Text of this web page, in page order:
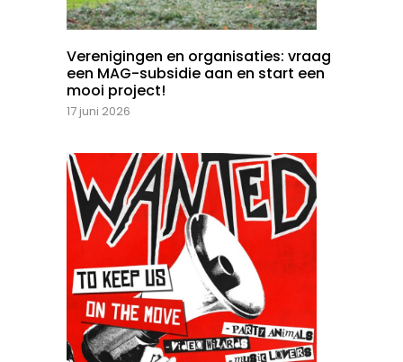
Verenigingen en organisaties: vraag
een MAG-subsidie aan en start een
mooi project!
17 juni 2026